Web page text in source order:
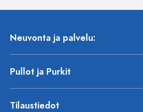
Neuvonta ja palvelu:
Pullot ja Purkit
Tilaustiedot